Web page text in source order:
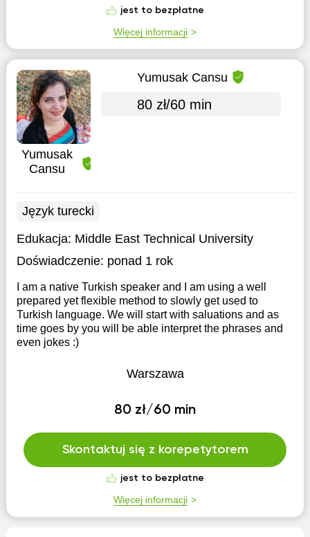
jest to bezpłatne
Więcej informacji
Yumusak
Cansu
Yumusak Cansu
80 zł/60 min
Język turecki
Edukacja: Middle East Technical University
Doświadczenie: ponad 1 rok
I am a native Turkish speaker and I am using a well
prepared yet flexible method to slowly get used to
Turkish language. We will start with saluations and as
time goes by you will be able interpret the phrases and
even jokes :)
Warszawa
80 zł/60 min
Skontaktuj się z korepetytorem
jest to bezpłatne
Więcej informacji